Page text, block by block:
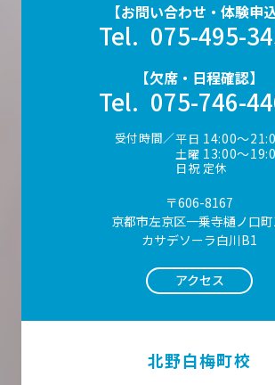
【お問い合わせ・体験申込
Tel. 075-495-
【欠席・日程確認】
Tel. 075-746-
受付時間／平日 14:00〜
土曜 13:00〜
日祝 定休
〒606-8167
京都市左京区一乗寺樋ノ口
カサデソーラ白川B1
アクセス
北野白梅町校